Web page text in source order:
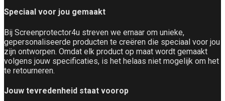
Speciaal voor jou gemaakt
Bij Screenprotector4u streven we ernaar om unieke,
gepersonaliseerde producten te creëren die speciaal voor jou
zijn ontworpen. Omdat elk product op maat wordt gemaakt
volgens jouw specificaties, is het helaas niet mogelijk om het
te retourneren.
Jouw tevredenheid staat voorop